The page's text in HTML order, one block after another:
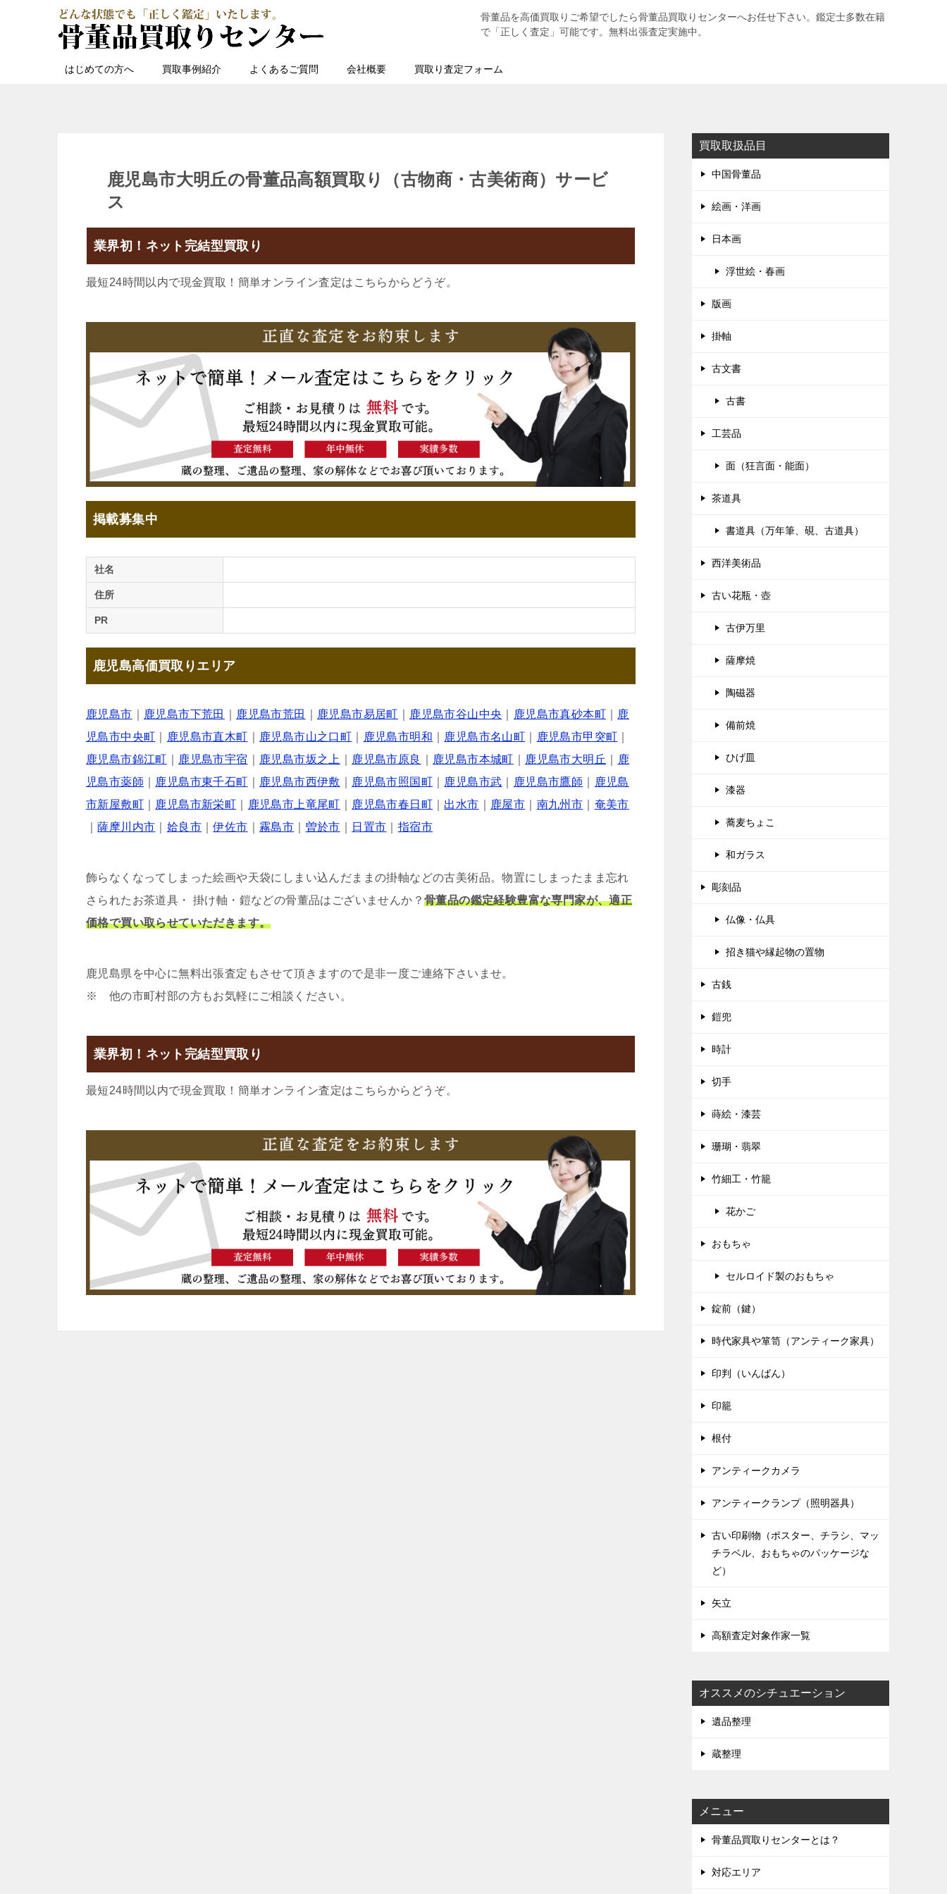
骨董品を高価買取りご希望でしたら骨董品買取りセンターへお任せ下さい。鑑定士多数在籍
で「正しく査定」可能です。無料出張査定実施中。
はじめての方へ 買取事例紹介 よくあるご質問 会社概要 買取り査定フォーム
鹿児島市大明丘の骨董品高額買取り（古物商・古美術商）サービ
ス
業界初！ネット完結型買取り
最短24時間以内で現金買取！簡単オンライン査定はこちらからどうぞ。
掲載募集中
社名
住所
PR
鹿児島高価買取りエリア
鹿児島市 鹿児島市下荒田 鹿児島市荒田 鹿児島市易居町 鹿児島市谷山中央 鹿児島市真砂本町
鹿
児島市中央町
鹿児島市直木町 鹿児島市山之口町 鹿児島市明和 鹿児島市名山町 鹿児島市甲突町
鹿児島市錦江町
鹿児島市宇宿 鹿児島市坂之上 鹿児島市原良 鹿児島市本城町 鹿児島市大明丘
鹿
児島市薬師
鹿児島市東千石町 鹿児島市西伊敷 鹿児島市照国町 鹿児島市武 鹿児島市鷹師
鹿児島
市新屋敷町
鹿児島市新栄町 鹿児島市上竜尾町 鹿児島市春日町 出水市 鹿屋市 南九州市
奄美市
｜薩摩川内市 姶良市 ｜伊佐市 霧島市 曽於市 日置市 指宿市
飾らなくなってしまった絵画や天袋にしまい込んだままの掛軸などの古美術品。物置にしまったまま忘れ
さられたお茶道具・ 掛け軸・鎧などの骨董品はございませんか？ 骨董品の鑑定経験豊富な専門家が、適正
価格で買い取らせていただきます。
鹿児島県を中心に無料出張査定もさせて頂きますので是非一度ご連絡下さいませ。
※ 他の市町村部の方もお気軽にご相談ください。
業界初！ネット完結型買取り
最短24時間以内で現金買取！簡単オンライン査定はこちらからどうぞ。
買取取扱品目
中国骨董品
絵画・洋画
日本画
浮世絵・春画
版画
掛軸
古文書
古書
工芸品
面（狂言面・能面）
茶道具
書道具（万年筆、硯、古道具）
西洋美術品
古い花瓶・壺
古伊万里
薩摩焼
陶磁器
備前焼
ひげ皿
漆器
蕎麦ちょこ
和ガラス
彫刻品
仏像・仏具
招き猫や縁起物の置物
古銭
鎧兜
時計
切手
蒔絵・漆芸
珊瑚・翡翠
竹細工・竹籠
花かご
おもちゃ
セルロイド製のおもちゃ
錠前（鍵）
時代家具や箪笥（アンティーク家具）
印判（いんばん）
印籠
根付
アンティークカメラ
アンティークランプ（照明器具）
古い印刷物（ポスター、チラシ、マッ
チラベル、おもちゃのパッケージな
ど）
矢立
高額査定対象作家一覧
オススメのシチュエーション
遺品整理
蔵整理
メニュー
骨董品買取りセンターとは？
対応エリア